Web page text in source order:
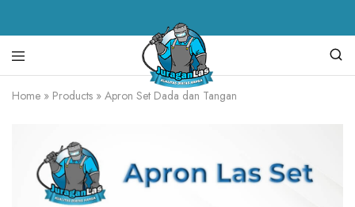
Juragan
alat
las,
mesin
las,
mesin
Home » Products » Apron Set Dada dan Tangan